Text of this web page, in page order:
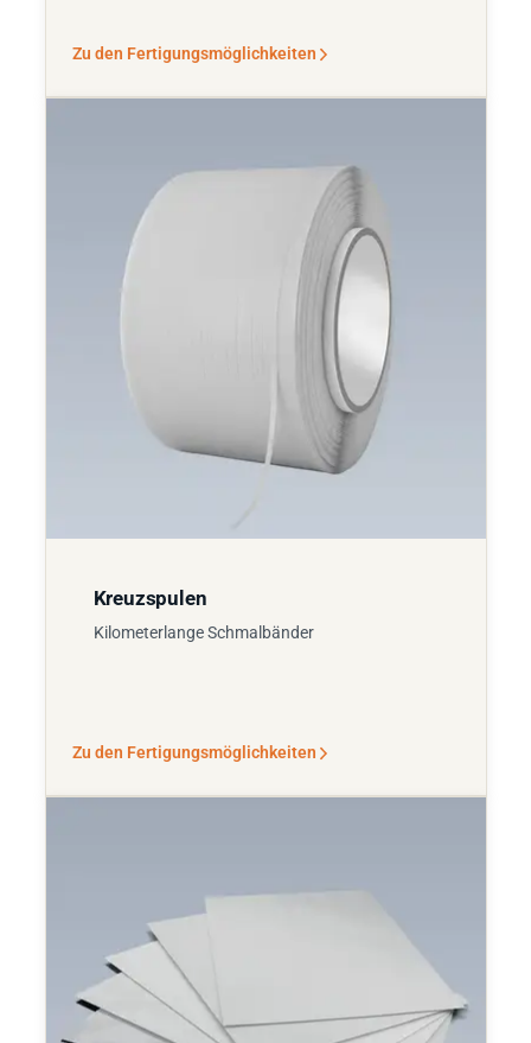
Zu den Fertigungsmöglichkeiten
Kreuzspulen
Kilometerlange Schmalbänder
Zu den Fertigungsmöglichkeiten